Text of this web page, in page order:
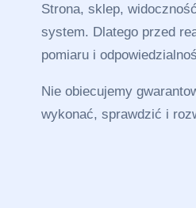
Strona, sklep,
system. Dlatego przed
pomiaru i
Nie obiecujemy
wykonać, sprawdzić i